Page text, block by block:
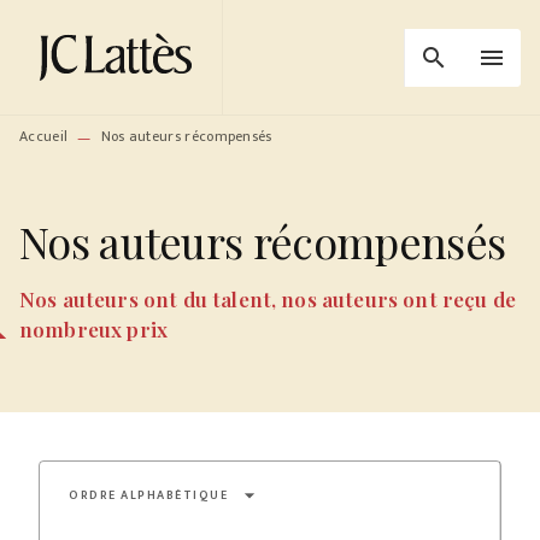
MENU RECHERCHE
PIED DE PAGE
search menu
Accueil — Nos auteurs récompensés
Nos auteurs récompensés
Nos auteurs ont du talent, nos auteurs ont reçu de
nombreux prix
ORDRE ALPHABÉTIQUE arrow_drop_down